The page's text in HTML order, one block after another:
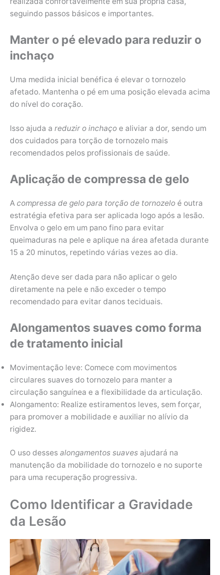
seguindo passos básicos e importantes.
Manter o pé elevado para reduzir o
inchaço
Uma medida inicial benéfica é elevar o tornozelo
afetado. Mantenha o pé em uma posição elevada acima
do nível do coração.
Isso ajuda a reduzir o inchaço e aliviar a dor, sendo um
dos cuidados para torção de tornozelo mais
recomendados pelos profissionais de saúde.
Aplicação de compressa de gelo
A compressa de gelo para torção de tornozelo é outra
estratégia efetiva para ser aplicada logo após a lesão.
Envolva o gelo em um pano fino para evitar
queimaduras na pele e aplique na área afetada durante
15 a 20 minutos, repetindo várias vezes ao dia.
Atenção deve ser dada para não aplicar o gelo
diretamente na pele e não exceder o tempo
recomendado para evitar danos teciduais.
Alongamentos suaves como forma
de tratamento inicial
Movimentação leve: Comece com movimentos
circulares suaves do tornozelo para manter a
circulação sanguínea e a flexibilidade da articulação.
Alongamento: Realize estiramentos leves, sem forçar,
para promover a mobilidade e auxiliar no alívio da
rigidez.
O uso desses alongamentos suaves ajudará na
manutenção da mobilidade do tornozelo e no suporte
para uma recuperação progressiva.
Como Identificar a Gravidade
da Lesão